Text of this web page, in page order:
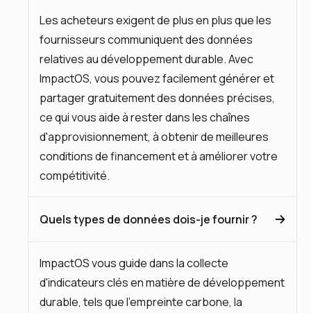
Les acheteurs exigent de plus en plus que les
fournisseurs communiquent des données
relatives au développement durable. Avec
ImpactOS, vous pouvez facilement générer et
partager gratuitement des données précises,
ce qui vous aide à rester dans les chaînes
d'approvisionnement, à obtenir de meilleures
conditions de financement et à améliorer votre
compétitivité.
Quels types de données dois-je fournir ?
ImpactOS vous guide dans la collecte
d'indicateurs clés en matière de développement
durable, tels que l'empreinte carbone, la